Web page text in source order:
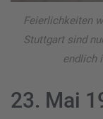
Feierlichkeiten
Stuttgart sind
endlich
23. Mai